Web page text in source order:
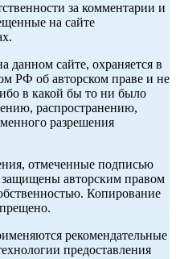
за комментарии и
на сайте
данном сайте, охраняется в
РФ об авторском праве и не
в какой бы то ни было
распространению,
разрешения
отмеченные подписью
защищены авторским правом
Копирование
рекомендательные
предоставления